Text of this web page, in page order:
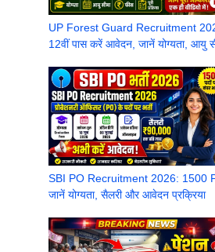
UP Forest Guard Recruitment
12वीं पास करें आवेदन, जानें योग्यता, आयु
SBI PO Recruitment 2026: 1500 PO
जानें योग्यता, सैलरी और आवेदन प्रक्रिया